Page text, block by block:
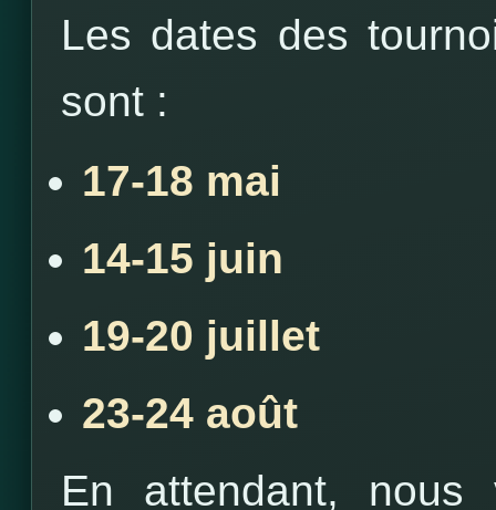
Les dates des
sont :
17-18 mai
14-15 juin
19-20 juillet
23-24 août
En attendant, nous